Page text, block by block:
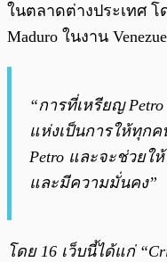
ในตลาดต่างประเทศ
Maduro ในงาน
“การที่เหรียญ
แห่งเป็นการให้ทุก
Petro และจะช่วย
และมีความมั่นคง”
โดย 16 เว็บนี้ได้แก่